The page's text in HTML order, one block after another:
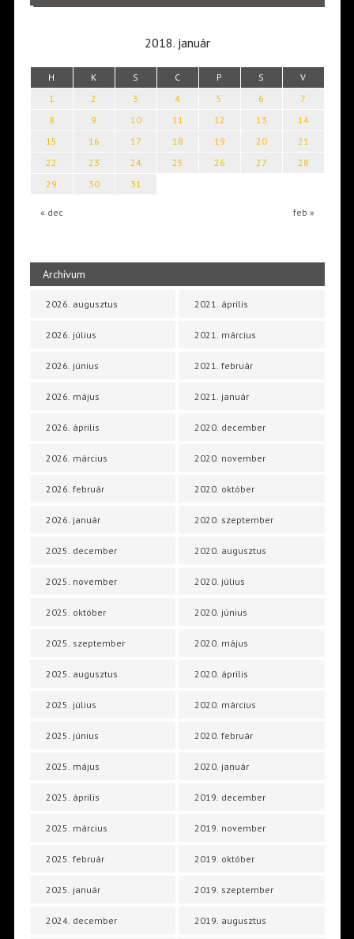
2018. január
H K S C P S V
« dec feb »
1 2 3 4 5 6
7
8
9 10 11 12 13
14
15
16 17 18 19 20
21
22
23 24 25 26 27
28
29
30 31
Archívum
2026. augusztus
2026. július
2026. június
2026. május
2026. április
2026. március
2026. február
2026. január
2025. december
2025. november
2025. október
2025. szeptember
2025. augusztus
2025. július
2025. június
2025. május
2025. április
2025. március
2025. február
2025. január
2024. december
2021. április
2021. március
2021. február
2021. január
2020. december
2020. november
2020. október
2020. szeptember
2020. augusztus
2020. július
2020. június
2020. május
2020. április
2020. március
2020. február
2020. január
2019. december
2019. november
2019. október
2019. szeptember
2019. augusztus